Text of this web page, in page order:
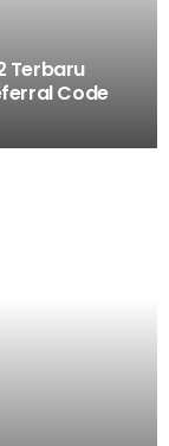
Terbaru
Code